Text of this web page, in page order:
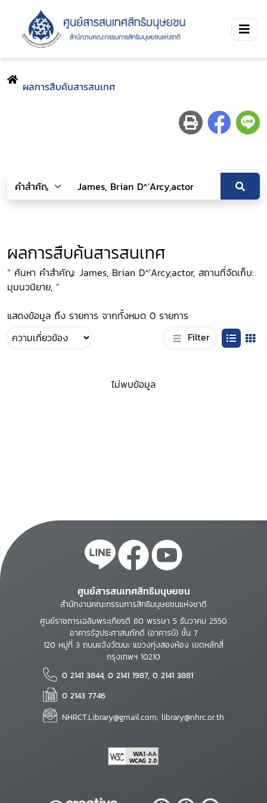
ผลการสืบค้นสารสนเทศ
ผลการสืบค้นสารสนเทศ
“ ค้นหา คำสำคัญ: James, Brian D^'Arcy,actor, สถานที่จัดเก็บ:
มุมนวนิยาย, ”
แสดงข้อมูล ถึง รายการ จากทั้งหมด 0 รายการ
Filter
ไม่พบข้อมูล
ศูนย์สารสนเทศสิทธิมนุษยชน
สำนักงานคณะกรรมการสิทธิมนุษยชนแห่งชาติ
ศูนย์ราชการเฉลิมพระเกียรติ 80 พรรษา 5 ธันวาคม 2550
อาคารรัฐประศาสนภักดี (อาคารบี) ชั้น 7
120 หมู่ที่ 3 ถนนแจ้งวัฒนะ แขวงทุ่งสองห้อง เขตหลักสี่
กรุงเทพฯ 10210
0 2141 3844, 0 2141 1987, 0 2141 3881
0 2143 7746
NHRCT.Library@gmail.com; library@nhrc.or.th